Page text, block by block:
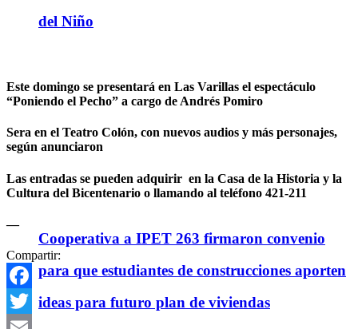
del Niño
Cooperativa a IPET 263 firmaron convenio
para que estudiantes de construcciones aporten
ideas para futuro plan de viviendas
Este domingo se presentará en Las Varillas el espectáculo
“Poniendo el Pecho” a cargo de Andrés Pomiro
Sera en el Teatro Colón, con nuevos audios y más personajes,
según anunciaron
Las entradas se pueden adquirir en la Casa de la Historia y la
Cultura del Bicentenario o llamando al teléfono 421-211
—
Compartir:
Facebook